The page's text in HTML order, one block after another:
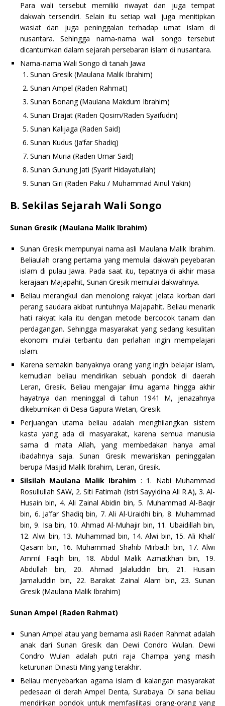
Para wali tersebut memiliki riwayat dan juga tempat
dakwah tersendiri. Selain itu setiap wali juga menitipkan
wasiat dan juga peninggalan terhadap umat islam di
nusantara. Sehingga nama-nama wali songo tersebut
dicantumkan dalam sejarah persebaran islam di nusantara.
Nama-nama Wali Songo di tanah Jawa
Sunan Gresik (Maulana Malik Ibrahim)
Sunan Ampel (Raden Rahmat)
Sunan Bonang (Maulana Makdum Ibrahim)
Sunan Drajat (Raden Qosim/Raden Syaifudin)
Sunan Kalijaga (Raden Said)
Sunan Kudus (Ja’far Shadiq)
Sunan Muria (Raden Umar Said)
Sunan Gunung Jati (Syarif Hidayatullah)
Sunan Giri (Raden Paku / Muhammad Ainul Yakin)
B. Sekilas Sejarah Wali Songo
Sunan Gresik (Maulana Malik Ibrahim)
Sunan Gresik mempunyai nama asli Maulana Malik Ibrahim.
Beliaulah orang pertama yang memulai dakwah peyebaran
islam di pulau Jawa. Pada saat itu, tepatnya di akhir masa
kerajaan Majapahit, Sunan Gresik memulai dakwahnya.
Beliau merangkul dan menolong rakyat jelata korban dari
perang saudara akibat runtuhnya Majapahit. Beliau menarik
hati rakyat kala itu dengan metode bercocok tanam dan
perdagangan. Sehingga masyarakat yang sedang kesulitan
ekonomi mulai terbantu dan perlahan ingin mempelajari
islam.
Karena semakin banyaknya orang yang ingin belajar islam,
kemudian beliau mendirikan sebuah pondok di daerah
Leran, Gresik. Beliau mengajar ilmu agama hingga akhir
hayatnya dan meninggal di tahun 1941 M, jenazahnya
dikebumikan di Desa Gapura Wetan, Gresik.
Perjuangan utama beliau adalah menghilangkan sistem
kasta yang ada di masyarakat, karena semua manusia
sama di mata Allah, yang membedakan hanya amal
ibadahnya saja. Sunan Gresik mewariskan peninggalan
berupa Masjid Malik Ibrahim, Leran, Gresik.
Silsilah Maulana Malik Ibrahim : 1. Nabi Muhammad
Rosullullah SAW, 2. Siti Fatimah (Istri Sayyidina Ali R.A), 3. Al-
Husain bin, 4. Ali Zainal Abidin bin, 5. Muhammad Al-Baqir
bin, 6. Ja’far Shadiq bin, 7. Ali Al-Uraidhi bin, 8. Muhammad
bin, 9. Isa bin, 10. Ahmad Al-Muhajir bin, 11. Ubaidillah bin,
12. Alwi bin, 13. Muhammad bin, 14. Alwi bin, 15. Ali Khali’
Qasam bin, 16. Muhammad Shahib Mirbath bin, 17. Alwi
Ammil Faqih bin, 18. Abdul Malik Azmatkhan bin, 19.
Abdullah bin, 20. Ahmad Jalaluddin bin, 21. Husain
Jamaluddin bin, 22. Barakat Zainal Alam bin, 23. Sunan
Gresik (Maulana Malik Ibrahim)
Sunan Ampel (Raden Rahmat)
Sunan Ampel atau yang bernama asli Raden Rahmat adalah
anak dari Sunan Gresik dan Dewi Condro Wulan. Dewi
Condro Wulan adalah putri raja Champa yang masih
keturunan Dinasti Ming yang terakhir.
Beliau menyebarkan agama islam di kalangan masyarakat
pedesaan di derah Ampel Denta, Surabaya. Di sana beliau
mendirikan pondok untuk memfasilitasi orang-orang yang